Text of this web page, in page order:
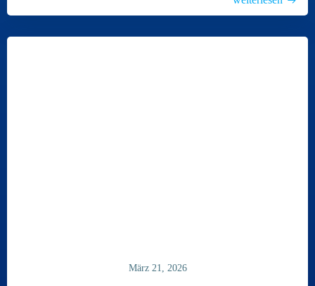
März 21, 2026